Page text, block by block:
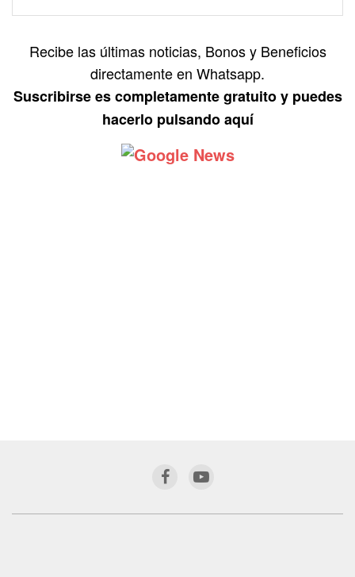
Recibe las últimas noticias, Bonos y Beneficios
directamente en Whatsapp.
Suscribirse es completamente gratuito y puedes
hacerlo pulsando aquí